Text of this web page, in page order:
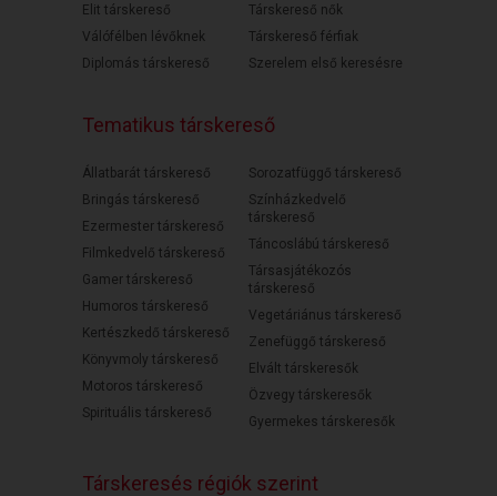
Elit társkereső
Válófélben lévőknek
Diplomás társkereső
Társkereső nők
Társkereső férfiak
Szerelem első keresésre
Tematikus társkereső
Állatbarát társkereső
Bringás társkereső
Ezermester társkereső
Filmkedvelő társkereső
Gamer társkereső
Humoros társkereső
Kertészkedő társkereső
Könyvmoly társkereső
Motoros társkereső
Spirituális társkereső
Sorozatfüggő társkereső
Színházkedvelő
társkereső
Táncoslábú társkereső
Társasjátékozós
társkereső
Vegetáriánus társkereső
Zenefüggő társkereső
Elvált társkeresők
Özvegy társkeresők
Gyermekes társkeresők
Társkeresés régiók szerint